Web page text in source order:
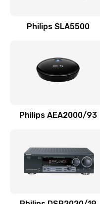
Ремонт
Philips SLA5500
Philips AEA2000/93